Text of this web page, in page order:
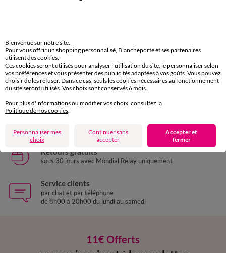
à partir de 25,98 € à partir de 25,98 €
Paiement 100% sécurisé
Payez plus tard ou en plusieurs fois
Livraison express
domicile, relais, consignes automatiques
Retours gratuits
sous 30 jours avec Mondial Relay uniquement
Service clients
par chat et par téléphone
de 8h00 à 20h00 du lundi au samedi
11€ Offerts
Bienvenue sur notre site.
Pour vous offrir un shopping personnalisé, Blancheporte et ses partenaires
utilisent des cookies.
Ces cookies seront utilisés pour analyser l'utilisation du site, le personnaliser selon
vos préférences et vous présenter des publicités adaptées à vos goûts. Vous pouvez
choisir de les refuser. Dans ce cas, seuls les cookies nécessaires au fonctionnement
du site seront utilisés. Vos choix sont conservés 6 mois.
Pour plus d'informations ou modifier vos choix, consultez la
Politique de nos cookies
Personnaliser mes
choix
Continuer sans
accepter
Accepter et
fermer